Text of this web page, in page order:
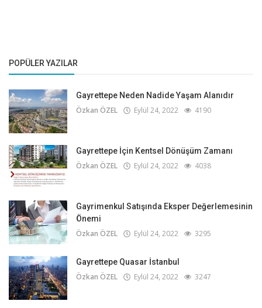
POPÜLER YAZILAR
Gayrettepe Neden Nadide Yaşam Alanıdır
Özkan ÖZEL Eylül 24, 2022 4190
Gayrettepe İçin Kentsel Dönüşüm Zamanı
Özkan ÖZEL Eylül 24, 2022 4038
Gayrimenkul Satışında Eksper Değerlemesinin
Önemi
Özkan ÖZEL Eylül 24, 2022 3295
Gayrettepe Quasar İstanbul
Özkan ÖZEL Eylül 24, 2022 3247